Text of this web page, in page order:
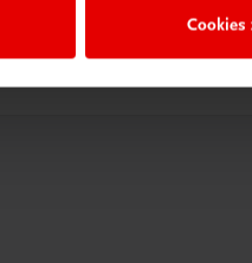
Cookies